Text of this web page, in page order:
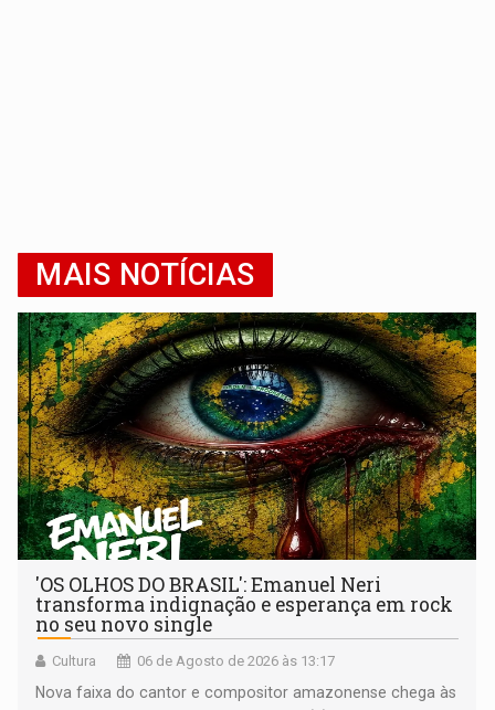
MAIS NOTÍCIAS
'OS OLHOS DO BRASIL': Emanuel Neri
transforma indignação e esperança em rock
no seu novo single
Cultura 06 de Agosto de 2026 às 13:17
Nova faixa do cantor e compositor amazonense chega às